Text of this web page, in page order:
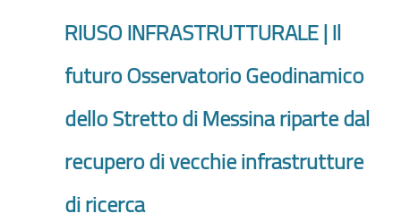
RIUSO INFRASTRUTTURALE | Il
futuro Osservatorio Geodinamico
dello Stretto di Messina riparte dal
recupero di vecchie infrastrutture
di ricerca